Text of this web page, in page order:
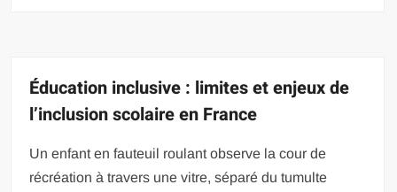
Éducation inclusive : limites et enjeux de
l’inclusion scolaire en France
Un enfant en fauteuil roulant observe la cour de
récréation à travers une vitre, séparé du tumulte